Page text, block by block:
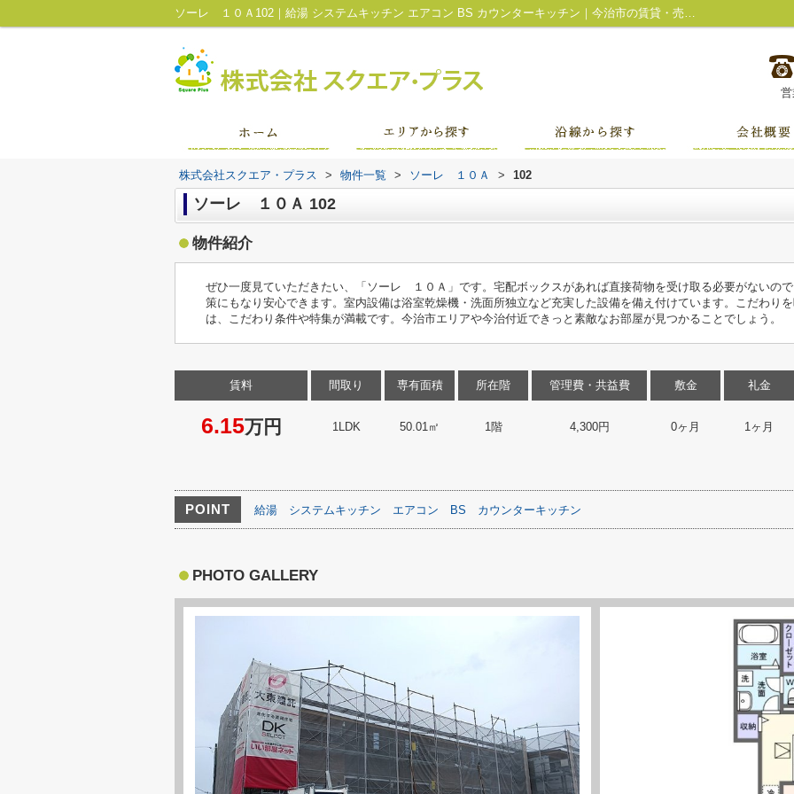
ソーレ １０Ａ102｜給湯 システムキッチン エアコン BS カウンターキッチン｜今治市の賃貸・売買など不動産のことは株式会社スクエア・プラス
株式会社スクエア・プラス > 物件一覧 > ソーレ １０Ａ > 102
ソーレ １０Ａ 102
物件紹介
ぜひ一度見ていただきたい、「ソーレ １０Ａ」です。宅配ボックスがあれば直接荷物を受け取る必要がないの
策にもなり安心できます。室内設備は浴室乾燥機・洗面所独立など充実した設備を備え付けています。こだわり
は、こだわり条件や特集が満載です。今治市エリアや今治付近できっと素敵なお部屋が見つかることでしょう。
賃料
6.15万円
間取り
1LDK
専有面積
50.01㎡
所在階
1階
管理費・共益費
4,300円
敷金
0ヶ月
礼金
1ヶ月
POINT 給湯 システムキッチン エアコン BS カウンターキッチン
PHOTO GALLERY